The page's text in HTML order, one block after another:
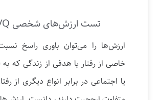
تست ارزش‌های شخصی PVQ
ارزش‌ها را می‌توان باوری راسخ
خاصی از رفتار یا هدفی از زندگی که
یا اجتماعی در برابر انواع دیگری از